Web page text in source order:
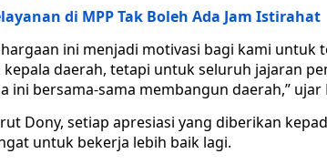
di MPP Tak Boleh Ada Jam Istirahat
ini menjadi motivasi bagi kami
daerah, tetapi untuk seluruh jajaran
ini bersama-sama membangun daerah,”
Dony, setiap apresiasi yang diberikan
untuk bekerja lebih baik lagi.